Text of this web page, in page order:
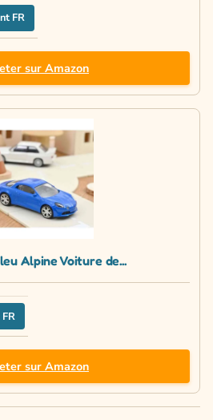
FR
sur Amazon
Alpine Voiture de...
sur Amazon